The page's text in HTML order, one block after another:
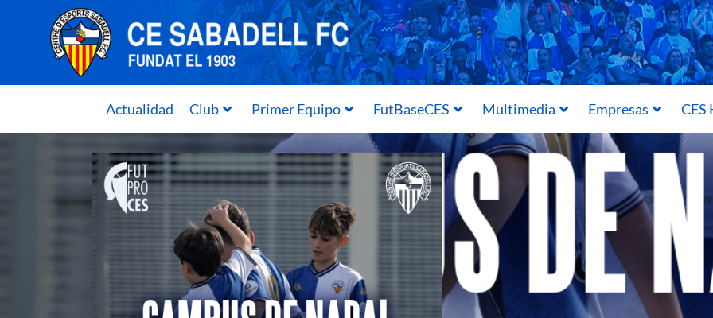
Actualidad Club Primer Equipo FutBaseCES Multimedia Empresas CES